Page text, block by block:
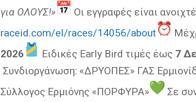
για ΟΛΟΥΣ!»
Οι εγγραφές είναι
raceid.com/el/races/14056/about
2026
Ειδικές Early Bird τιμές έως 7
Συνδιοργάνωση: «ΔΡΥΟΠΕΣ» ΓΑΣ
Σύλλογος Ερμιόνης «ΠΟΡΦΥΡΑ»
Σε